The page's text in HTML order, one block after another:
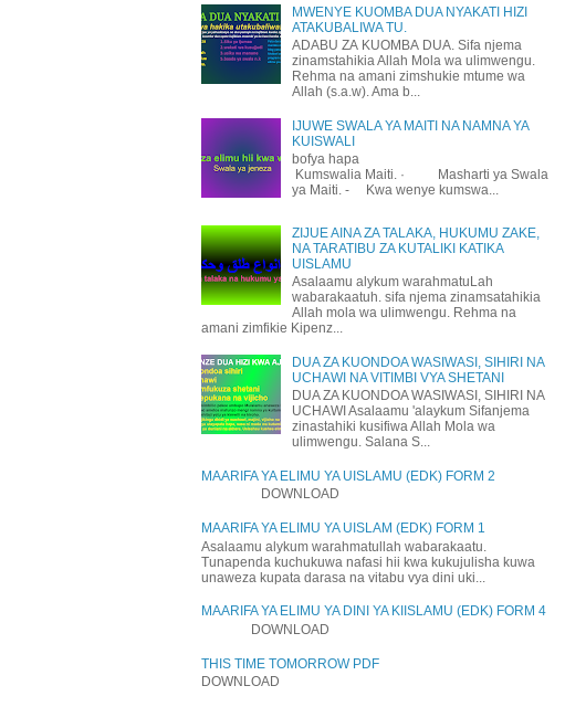
MWENYE KUOMBA DUA NYAKATI HIZI
ATAKUBALIWA TU.
ADABU ZA KUOMBA DUA. Sifa njema
zinamstahikia Allah Mola wa ulimwengu.
Rehma na amani zimshukie mtume wa
Allah (s.a.w). Ama b...
IJUWE SWALA YA MAITI NA NAMNA YA
KUISWALI
bofya hapa
Kumswalia Maiti. · Masharti ya Swala
ya Maiti. - Kwa wenye kumswa...
ZIJUE AINA ZA TALAKA, HUKUMU ZAKE,
NA TARATIBU ZA KUTALIKI KATIKA
UISLAMU
Asalaamu alykum warahmatuLah
wabarakaatuh. sifa njema zinamsatahikia
Allah mola wa ulimwengu. Rehma na
amani zimfikie Kipenz...
DUA ZA KUONDOA WASIWASI, SIHIRI NA
UCHAWI NA VITIMBI VYA SHETANI
DUA ZA KUONDOA WASIWASI, SIHIRI NA
UCHAWI Asalaamu 'alaykum Sifanjema
zinastahiki kusifiwa Allah Mola wa
ulimwengu. Salana S...
MAARIFA YA ELIMU YA UISLAMU (EDK) FORM 2
DOWNLOAD
MAARIFA YA ELIMU YA UISLAM (EDK) FORM 1
Asalaamu alykum warahmatullah wabarakaatu.
Tunapenda kuchukuwa nafasi hii kwa kukujulisha kuwa
unaweza kupata darasa na vitabu vya dini uki...
MAARIFA YA ELIMU YA DINI YA KIISLAMU (EDK) FORM 4
DOWNLOAD
THIS TIME TOMORROW PDF
DOWNLOAD